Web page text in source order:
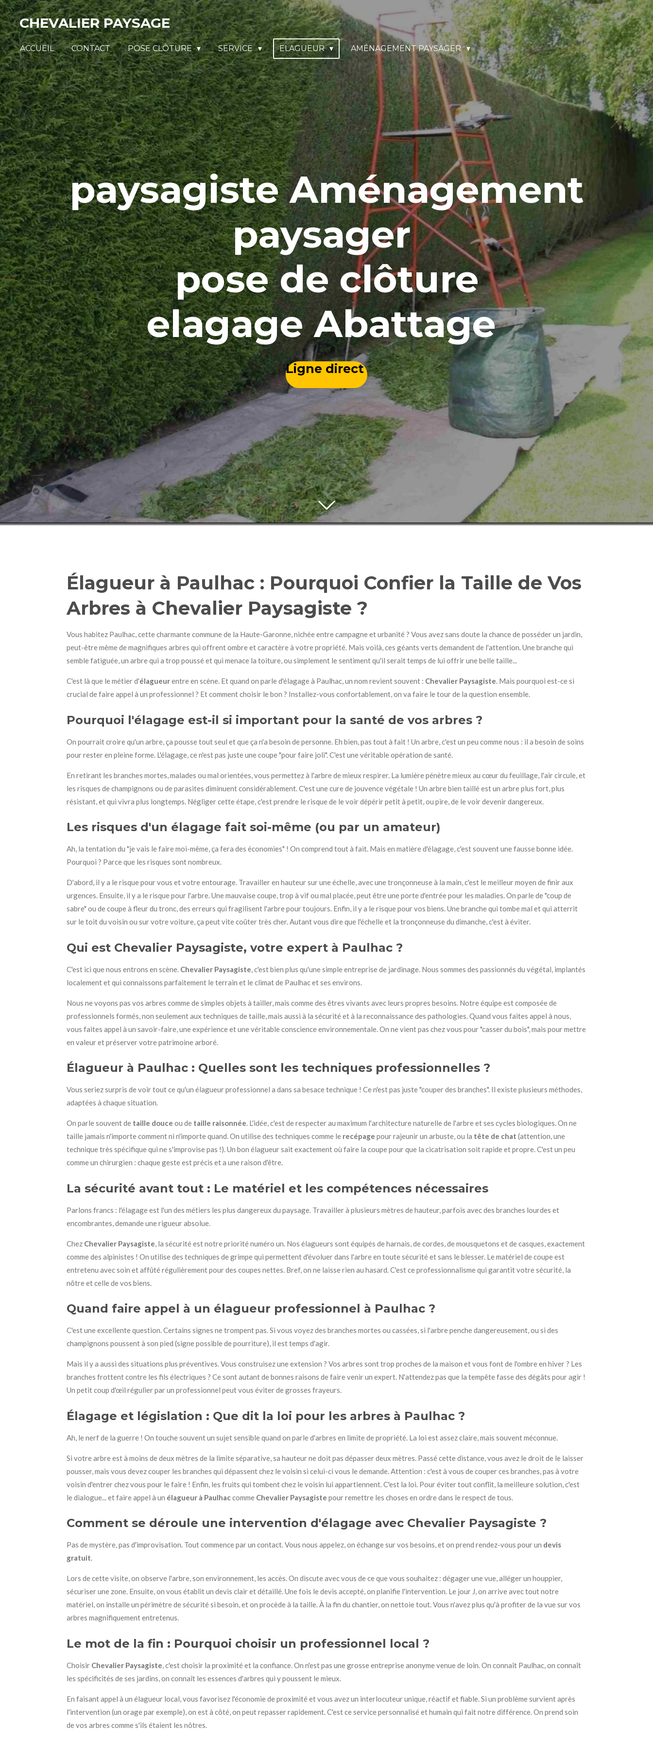
Passer
au
contenu
principal
CHEVALIER PAYSAGE
ACCUEIL CONTACT POSE CLÔTURE SERVICE ELAGUEUR AMÉNAGEMENT PAYSAGER
paysagiste Aménagement
paysager
pose de clôture
elagage Abattage
Ligne direct
Élagueur à Paulhac : Pourquoi Confier la Taille de Vos
Arbres à Chevalier Paysagiste ?
Vous habitez Paulhac, cette charmante commune de la Haute-Garonne, nichée entre campagne et urbanité ? Vous avez sans doute la chance de posséder un jardin,
peut-être même de magnifiques arbres qui offrent ombre et caractère à votre propriété. Mais voilà, ces géants verts demandent de l'attention. Une branche qui
semble fatiguée, un arbre qui a trop poussé et qui menace la toiture, ou simplement le sentiment qu'il serait temps de lui offrir une belle taille...
C'est là que le métier d'élagueurentre en scène. Et quand on parle d'élagage à Paulhac, un nom revient souvent : Chevalier Paysagiste. Mais pourquoi est-ce si
crucial de faire appel à un professionnel ? Et comment choisir le bon ? Installez-vous confortablement, on va faire le tour de la question ensemble.
Pourquoi l'élagage est-il si important pour la santé de vos arbres ?
On pourrait croire qu'un arbre, ça pousse tout seul et que ça n'a besoin de personne. Eh bien, pas tout à fait ! Un arbre, c'est un peu comme nous : il a besoin de soins
pour rester en pleine forme. L'élagage, ce n'est pas juste une coupe "pour faire joli". C'est une véritable opération de santé.
En retirant les branches mortes, malades ou mal orientées, vous permettez à l'arbre de mieux respirer. La lumière pénètre mieux au cœur du feuillage, l'air circule, et
les risques de champignons ou de parasites diminuent considérablement. C'est une cure de jouvence végétale ! Un arbre bien taillé est un arbre plus fort, plus
résistant, et qui vivra plus longtemps. Négliger cette étape, c'est prendre le risque de le voir dépérir petit à petit, ou pire, de le voir devenir dangereux.
Les risques d'un élagage fait soi-même (ou par un amateur)
Ah, la tentation du "je vais le faire moi-même, ça fera des économies" ! On comprend tout à fait. Mais en matière d'élagage, c'est souvent une fausse bonne idée.
Pourquoi ? Parce que les risques sont nombreux.
D'abord, il y a le risque pour vous et votre entourage. Travailler en hauteur sur une échelle, avec une tronçonneuse à la main, c'est le meilleur moyen de finir aux
urgences. Ensuite, il y a le risque pour l'arbre. Une mauvaise coupe, trop à vif ou mal placée, peut être une porte d'entrée pour les maladies. On parle de "coup de
sabre" ou de coupe à fleur du tronc, des erreurs qui fragilisent l'arbre pour toujours. Enfin, il y a le risque pour vos biens. Une branche qui tombe mal et qui atterrit
sur le toit du voisin ou sur votre voiture, ça peut vite coûter très cher. Autant vous dire que l'échelle et la tronçonneuse du dimanche, c'est à éviter.
Qui est Chevalier Paysagiste, votre expert à Paulhac ?
C'est ici que nous entrons en scène. Chevalier Paysagiste , c'est bien plus qu'une simple entreprise de jardinage. Nous sommes des passionnés du végétal, implantés
localement et qui connaissons parfaitement le terrain et le climat de Paulhac et ses environs.
Nous ne voyons pas vos arbres comme de simples objets à tailler, mais comme des êtres vivants avec leurs propres besoins. Notre équipe est composée de
professionnels formés, non seulement aux techniques de taille, mais aussi à la sécurité et à la reconnaissance des pathologies. Quand vous faites appel à nous,
vous faites appel à un savoir-faire, une expérience et une véritable conscience environnementale. On ne vient pas chez vous pour "casser du bois", mais pour mettre
en valeur et préserver votre patrimoine arboré.
Élagueur à Paulhac : Quelles sont les techniques professionnelles ?
Vous seriez surpris de voir tout ce qu'un élagueur professionnel a dans sa besace technique ! Ce n'est pas juste "couper des branches". Il existe plusieurs méthodes,
adaptées à chaque situation.
On parle souvent de taille douce ou de taille raisonnée. L'idée, c'est de respecter au maximum l'architecture naturelle de l'arbre et ses cycles biologiques. On ne
taille jamais n'importe comment ni n'importe quand. On utilise des techniques comme le recépage pour rajeunir un arbuste, ou la tête de chat (attention, une
technique très spécifique qui ne s'improvise pas !). Un bon élagueur sait exactement où faire la coupe pour que la cicatrisation soit rapide et propre. C'est un peu
comme un chirurgien : chaque geste est précis et a une raison d'être.
La sécurité avant tout : Le matériel et les compétences nécessaires
Parlons francs : l'élagage est l'un des métiers les plus dangereux du paysage. Travailler à plusieurs mètres de hauteur, parfois avec des branches lourdes et
encombrantes, demande une rigueur absolue.
Chez Chevalier Paysagiste , la sécurité est notre priorité numéro un. Nos élagueurs sont équipés de harnais, de cordes, de mousquetons et de casques, exactement
comme des alpinistes ! On utilise des techniques de grimpe qui permettent d'évoluer dans l'arbre en toute sécurité et sans le blesser. Le matériel de coupe est
entretenu avec soin et affûté régulièrement pour des coupes nettes. Bref, on ne laisse rien au hasard. C'est ce professionnalisme qui garantit votre sécurité, la
nôtre et celle de vos biens.
Quand faire appel à un élagueur professionnel à Paulhac ?
C'est une excellente question. Certains signes ne trompent pas. Si vous voyez des branches mortes ou cassées, si l'arbre penche dangereusement, ou si des
champignons poussent à son pied (signe possible de pourriture), il est temps d'agir.
Mais il y a aussi des situations plus préventives. Vous construisez une extension ? Vos arbres sont trop proches de la maison et vous font de l'ombre en hiver ? Les
branches frottent contre les fils électriques ? Ce sont autant de bonnes raisons de faire venir un expert. N'attendez pas que la tempête fasse des dégâts pour agir !
Un petit coup d'œil régulier par un professionnel peut vous éviter de grosses frayeurs.
Élagage et législation : Que dit la loi pour les arbres à Paulhac ?
Ah, le nerf de la guerre ! On touche souvent un sujet sensible quand on parle d'arbres en limite de propriété. La loi est assez claire, mais souvent méconnue.
Si votre arbre est à moins de deux mètres de la limite séparative, sa hauteur ne doit pas dépasser deux mètres. Passé cette distance, vous avez le droit de le laisser
pousser, mais vous devez couper les branches qui dépassent chez le voisin si celui-ci vous le demande. Attention : c'est à vous de couper ces branches, pas à votre
voisin d'entrer chez vous pour le faire ! Enfin, les fruits qui tombent chez le voisin lui appartiennent. C'est la loi. Pour éviter tout conflit, la meilleure solution, c'est
le dialogue... et faire appel à un élagueur à Paulhac comme Chevalier Paysagiste pour remettre les choses en ordre dans le respect de tous.
Comment se déroule une intervention d'élagage avec Chevalier Paysagiste ?
Pas de mystère, pas d'improvisation. Tout commence par un contact. Vous nous appelez, on échange sur vos besoins, et on prend rendez-vous pour un devis
gratuit.
Lors de cette visite, on observe l'arbre, son environnement, les accès. On discute avec vous de ce que vous souhaitez : dégager une vue, alléger un houppier,
sécuriser une zone. Ensuite, on vous établit un devis clair et détaillé. Une fois le devis accepté, on planifie l'intervention. Le jour J, on arrive avec tout notre
matériel, on installe un périmètre de sécurité si besoin, et on procède à la taille. À la fin du chantier, on nettoie tout. Vous n'avez plus qu'à profiter de la vue sur vos
arbres magnifiquement entretenus.
Le mot de la fin : Pourquoi choisir un professionnel local ?
Choisir Chevalier Paysagiste , c'est choisir la proximité et la confiance. On n'est pas une grosse entreprise anonyme venue de loin. On connaît Paulhac, on connaît
les spécificités de ses jardins, on connaît les essences d'arbres qui y poussent le mieux.
En faisant appel à un élagueur local, vous favorisez l'économie de proximité et vous avez un interlocuteur unique, réactif et fiable. Si un problème survient après
l'intervention (un orage par exemple), on est à côté, on peut repasser rapidement. C'est ce service personnalisé et humain qui fait notre différence. On prend soin
de vos arbres comme s'ils étaient les nôtres.